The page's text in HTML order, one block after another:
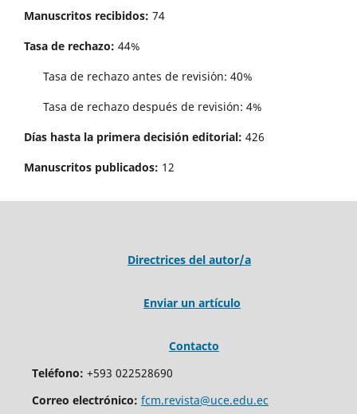
Manuscritos recibidos: 74
Tasa de rechazo: 44%
Tasa de rechazo antes de revisi´on: 40%
Tasa de rechazo después de revisión: 4%
Días hasta la primera decisión editorial: 426
Manuscritos publicados: 12
Directrices del autor/a
Enviar un artículo
Contacto
Teléfono: +593 022528690
Correo electrónico: fcm.revista@uce.edu.ec